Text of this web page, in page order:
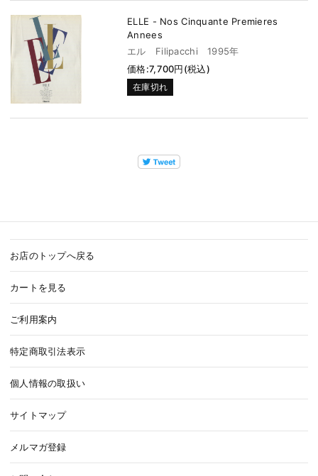
ELLE - Nos Cinquante Premieres
Annees
エル Filipacchi 1995年
価格:7,700円(税込)
在庫切れ
お店のトップへ戻る
カートを見る
ご利用案内
特定商取引法表示
個人情報の取扱い
サイトマップ
メルマガ登録